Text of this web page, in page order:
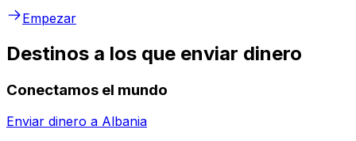
Empezar
Destinos a los que enviar dinero
Conectamos el mundo
Enviar dinero a Albania